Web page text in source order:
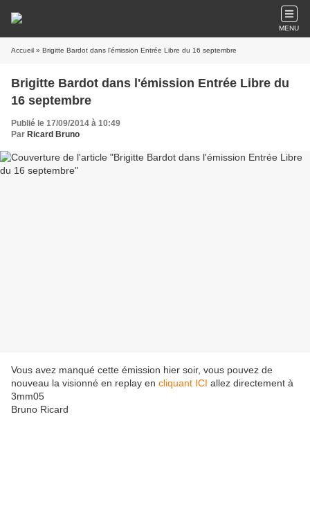
MENU
Accueil » Brigitte Bardot dans l'émission Entrée Libre du 16 septembre
Brigitte Bardot dans l'émission Entrée Libre du
16 septembre
Publié le 17/09/2014 à 10:49
Par Ricard Bruno
Vous avez manqué cette émission hier soir, vous pouvez de
nouveau la visionné en replay en cliquant ICI allez directement à
3mm05
Bruno Ricard